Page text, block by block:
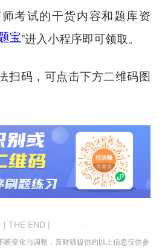
考试的干货内容和题库资
宝”进入小程序即可领取。
扫码，可点击下方二维码图
| THE END |
断变化与调整，喜财猫提供的以上信息仅供参